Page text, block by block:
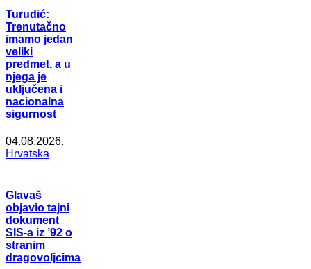
Turudić:
Trenutačno
imamo jedan
veliki
predmet, a u
njega je
uključena i
nacionalna
sigurnost
04.08.2026.
Hrvatska
Glavaš
objavio tajni
dokument
SIS-a iz ’92 o
stranim
dragovoljcima